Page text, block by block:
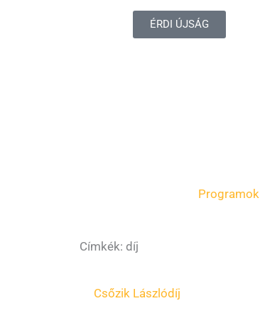
ÉRDI ÚJSÁG
Programok
Címkék: díj
Csőzik Lászlódíj